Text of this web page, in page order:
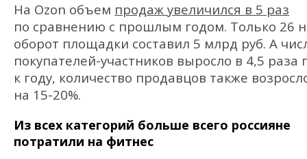
На Ozon объем продаж увеличился в 5 раз
по сравнению с прошлым годом. Только 26
оборот площадки составил 5 млрд руб. А
покупателей-участников выросло в 4,5 раза
к году, количество продавцов также
на 15-20%.
Из всех категорий больше всего россияне
потратили на фитнес